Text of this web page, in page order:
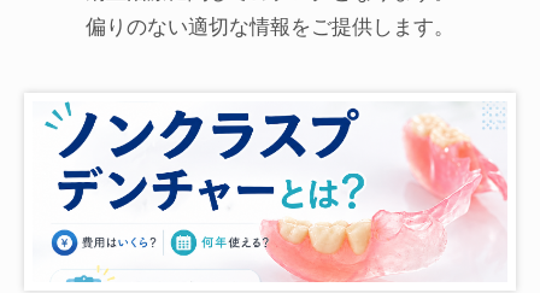
偏りのない適切な情報をご提供します。